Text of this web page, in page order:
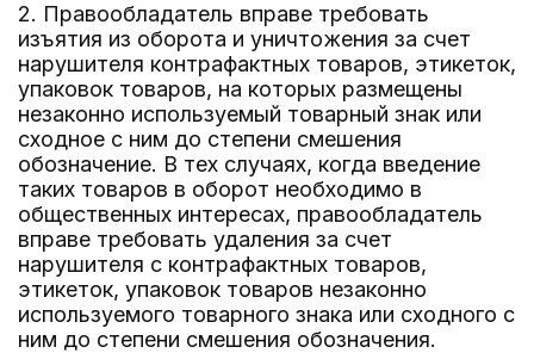
2. Правообладатель вправе требовать
изъятия из оборота и уничтожения за счет
нарушителя контрафактных товаров, этикеток,
упаковок товаров, на которых размещены
незаконно используемый товарный знак или
сходное с ним до степени смешения
обозначение. В тех случаях, когда введение
таких товаров в оборот необходимо в
общественных интересах, правообладатель
вправе требовать удаления за счет
нарушителя с контрафактных товаров,
этикеток, упаковок товаров незаконно
используемого товарного знака или сходного с
ним до степени смешения обозначения.